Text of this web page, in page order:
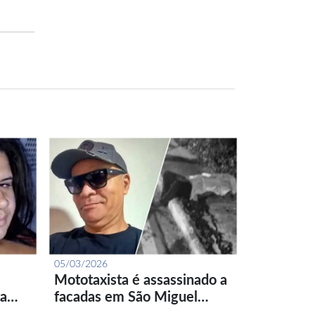
05/03/2026
Mototaxista é assassinado a
facadas em São Miguel…